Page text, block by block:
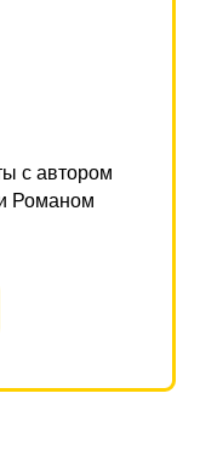
с автором
Романом